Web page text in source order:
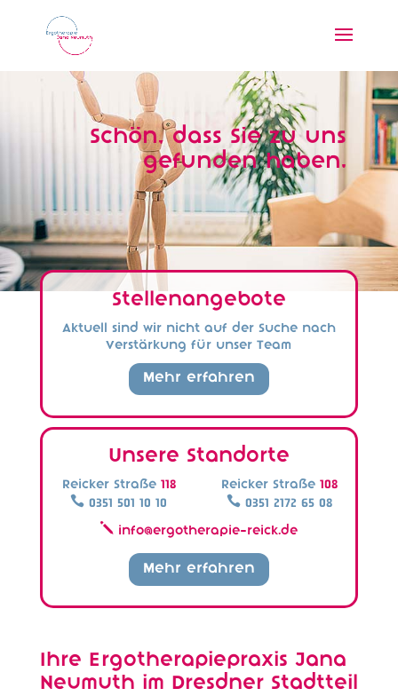
Schön, dass Sie zu uns
gefunden haben.
Stellenangebote
Aktuell sind wir nicht auf der Suche nach
Verstärkung für unser Team
Mehr erfahren
Unsere Standorte
Reicker Straße 118
 0351 501 10 10
Reicker Straße 108
0351 2172 65 08
j info@ergotherapie-reick.de
Mehr erfahren
Ihre Ergotherapiepraxis Jana
Neumuth im Dresdner Stadtteil